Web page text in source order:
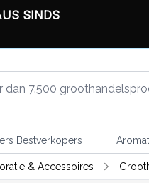
SINDS
Bestverkopers
& Accessoires